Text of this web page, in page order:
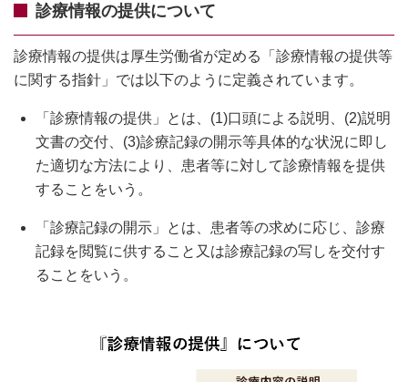
診療情報の提供について
診療情報の提供は厚⽣労働省が定める「診療情報の提供等
に関する指針」では以下のように定義されています。
「診療情報の提供」とは、(1)⼝頭による説明、(2)説明
⽂書の交付、(3)診療記録の開⽰等具体的な状況に即し
た適切な⽅法により、患者等に対して診療情報を提供
することをいう。
「診療記録の開⽰」とは、患者等の求めに応じ、診療
記録を閲覧に供すること⼜は診療記録の写しを交付す
ることをいう。